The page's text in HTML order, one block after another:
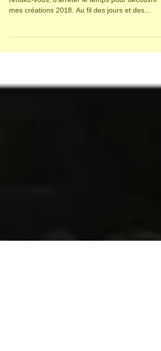
Les Rendez-vous d’hiver 2018
rendez-vous, d'arrêter le temps pour découvrir
mes créations 2018. Au fil des jours et des...